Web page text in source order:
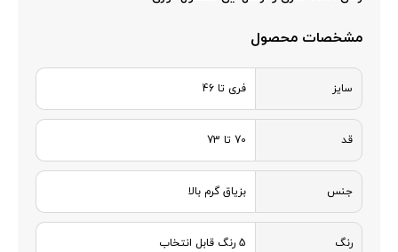
مشخصات محصول
سایز فری تا 46
قد 70 تا 73
جنس بزیاق گرم بالا
رنگ 5 رنگ قابل انتخاب